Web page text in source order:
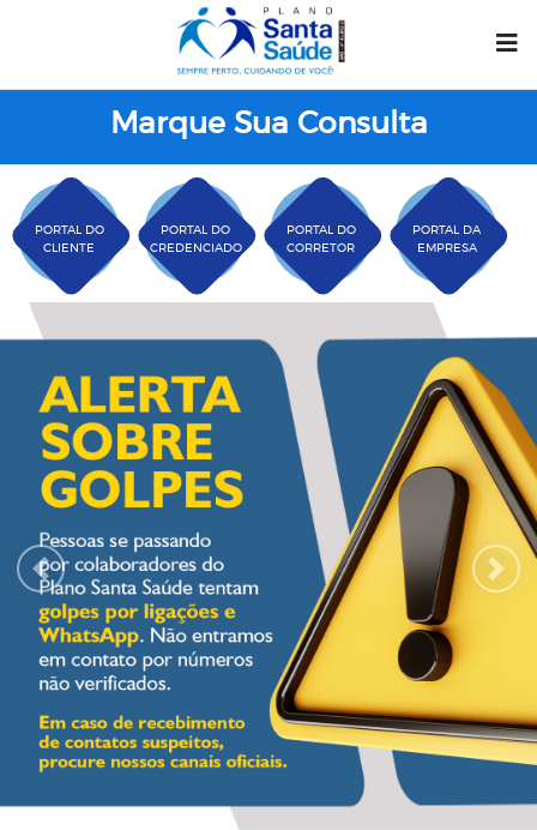
Marque Sua Consulta
PORTAL DO
CLIENTE
PORTAL DO
CREDENCIADO
PORTAL DO
CORRETOR
PORTAL DA
EMPRESA
Plano Santa Casa
Previous Next